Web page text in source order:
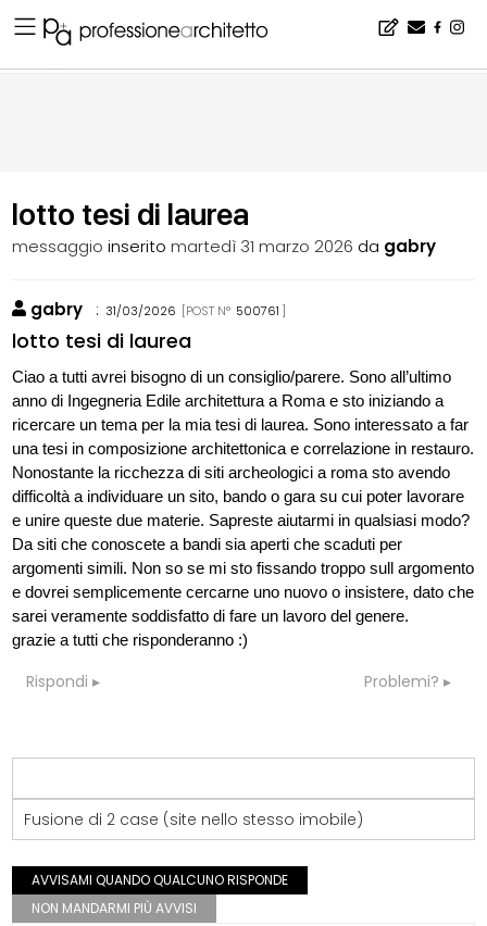
lotto tesi di laurea
messaggio inseritomartedì 31 marzo 2026 da gabry
gabry : 31/03/2026 [POST N° 500761 ]
lotto tesi di laurea
Ciao a tutti avrei bisogno di un consiglio/parere. Sono all’ultimo
anno di Ingegneria Edile architettura a Roma e sto iniziando a
ricercare un tema per la mia tesi di laurea. Sono interessato a far
una tesi in composizione architettonica e correlazione in restauro.
Nonostante la ricchezza di siti archeologici a roma sto avendo
difficoltà a individuare un sito, bando o gara su cui poter lavorare
e unire queste due materie. Sapreste aiutarmi in qualsiasi modo?
Da siti che conoscete a bandi sia aperti che scaduti per
argomenti simili. Non so se mi sto fissando troppo sull argomento
e dovrei semplicemente cercarne uno nuovo o insistere, dato che
sarei veramente soddisfatto di fare un lavoro del genere.
grazie a tutti che risponderanno :)
Rispondi Problemi?
Fusione di 2 case (site nello stesso imobile)
AVVISAMI QUANDO QUALCUNO RISPONDE
NON MANDARMI PIÙ AVVISI